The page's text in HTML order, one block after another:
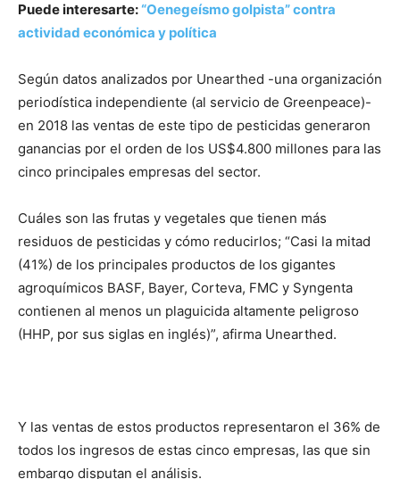
Puede interesarte:“Oenegeísmo golpista” contra
actividad económica y política
Según datos analizados por Unearthed -una organización
periodística independiente (al servicio de Greenpeace)-
en 2018 las ventas de este tipo de pesticidas generaron
ganancias por el orden de los US$4.800 millones para las
cinco principales empresas del sector.
Cuáles son las frutas y vegetales que tienen más
residuos de pesticidas y cómo reducirlos; “Casi la mitad
(41%) de los principales productos de los gigantes
agroquímicos BASF, Bayer, Corteva, FMC y Syngenta
contienen al menos un plaguicida altamente peligroso
(HHP, por sus siglas en inglés)”, afirma Unearthed.
Y las ventas de estos productos representaron el 36% de
todos los ingresos de estas cinco empresas, las que sin
embargo disputan el análisis.